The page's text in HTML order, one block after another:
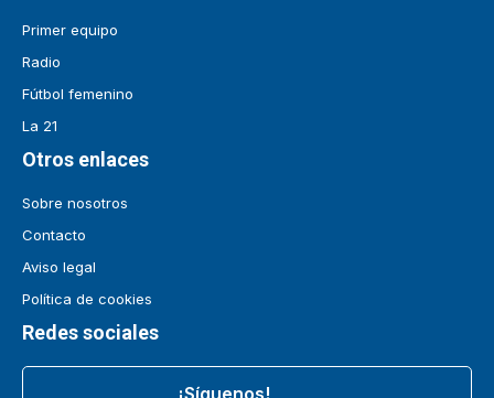
Primer equipo
Radio
Fútbol femenino
La 21
Otros enlaces
Sobre nosotros
Contacto
Aviso legal
Política de cookies
Redes sociales